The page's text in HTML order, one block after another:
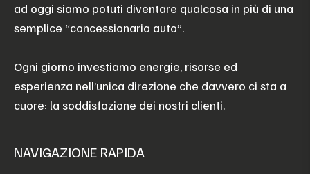
ad oggi siamo potuti diventare qualcosa in più di una
semplice “concessionaria auto”.
Ogni giorno investiamo energie, risorse ed
esperienza nell’unica direzione che davvero ci sta a
cuore: la soddisfazione dei nostri clienti.
NAVIGAZIONE RAPIDA